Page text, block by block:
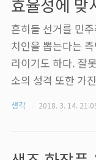
기미가 보이지 않..
효율성에 맞
흔히들 선거를 민
치인을 뽑는다는
리이기도 하다. 잘
소의 성격 또한 가
두 번이나 말이다.
또 있을리가 없다.
생각 2018. 3. 14.